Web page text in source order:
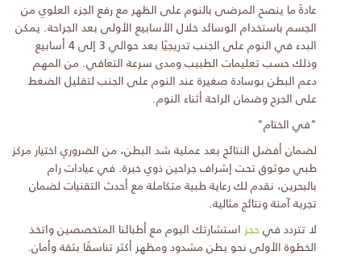
عادةً ما ينصح المرضى بالنوم على الظهر مع رفع الجزء العلوي من
الجسم باستخدام الوسائد خلال الأسابيع الأولى بعد الجراحة. يمكن
البدء في النوم على الجنب تدريجيًا بعد حوالي 3 إلى 4 أسابيع
وذلك حسب تعليمات الطبيب ومدى سرعة التعافي. من المهم
دعم البطن بوسادة صغيرة عند النوم على الجنب لتقليل الضغط
على الجرح وضمان الراحة أثناء النوم.
"في الختام"
لضمان أفضل النتائج بعد عملية شد البطن، من الضروري اختيار مركز
طبي موثوق تحت إشراف جراحين ذوي خبرة. في عيادات رام
بالبحرين، نقدم لك رعاية طبية متكاملة مع أحدث التقنيات لضمان
تجربة آمنة ونتائج مثالية.
لا تتردد فيحجز استشارتك اليوم مع أطبائنا المتخصصين واتخذ
الخطوة الأولى نحو بطن مشدود ومظهر أكثر تناسقًا بثقة وأمان.